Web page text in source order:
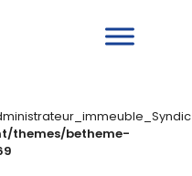
themes/betheme-